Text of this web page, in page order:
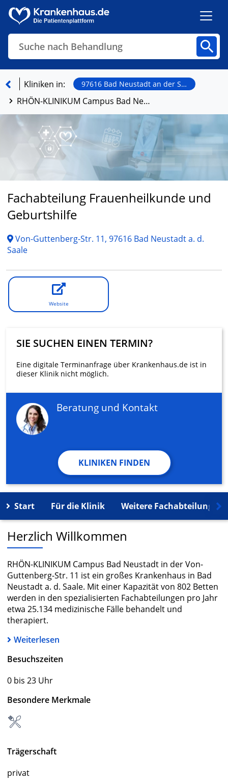
Suche nach Behandlung
Finden
Kliniken in: 97616 Bad Neustadt an der Saale
RHÖN-KLINIKUM Campus Bad Neustadt
Fachabteilung Frauenheilkunde und
Geburtshilfe
Von-Guttenberg-Str. 11, 97616 Bad Neustadt a. d.
Saale
Website
SIE SUCHEN EINEN TERMIN?
Eine digitale Terminanfrage über Krankenhaus.de ist in
dieser Klinik nicht möglich.
Beratung und Kontakt
KLINIKEN FINDEN
Start Für die Klinik Weitere Fachabteilungen
Herzlich Willkommen
RHÖN-KLINIKUM Campus Bad Neustadt in der Von-
Guttenberg-Str. 11 ist ein großes Krankenhaus in Bad
Neustadt a. d. Saale. Mit einer Kapazität von 802 Betten
werden in den spezialisierten Fachabteilungen pro Jahr
etwa 25.134 medizinische Fälle behandelt und
therapiert.
Weiterlesen
Besuchszeiten
0 bis 23 Uhr
Besondere Merkmale
Trägerschaft
privat